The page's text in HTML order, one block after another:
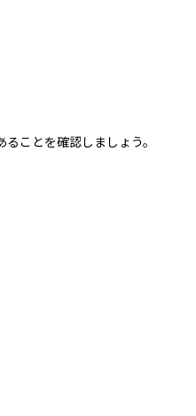
ことを確認しましょう。